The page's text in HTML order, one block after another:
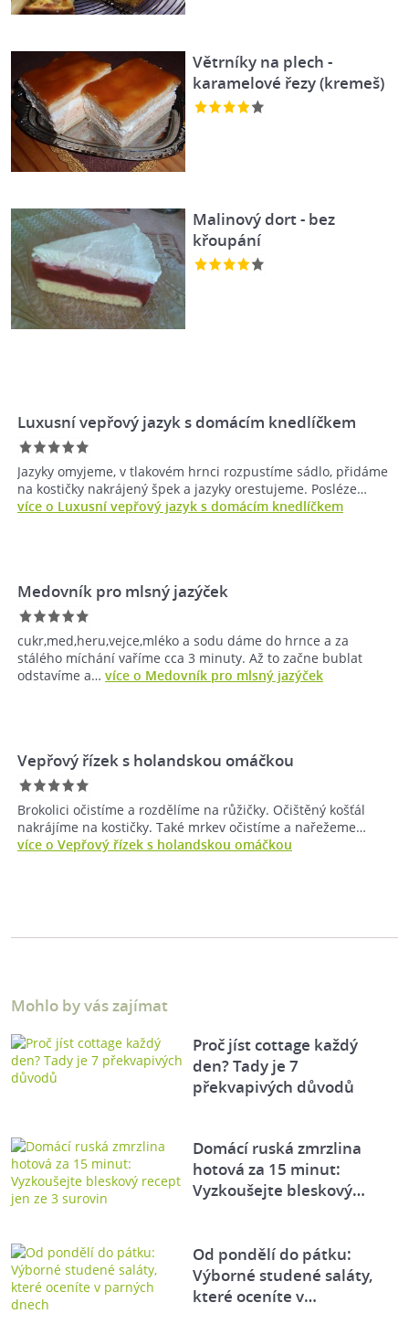
Větrníky na plech -
karamelové řezy (kremeš)
Malinový dort - bez
křoupání
Luxusní vepřový jazyk s domácím knedlíčkem
Jazyky omyjeme, v tlakovém hrnci rozpustíme sádlo, přidáme
na kostičky nakrájený špek a jazyky orestujeme. Posléze…
více o Luxusní vepřový jazyk s domácím knedlíčkem
Medovník pro mlsný jazýček
cukr,med,heru,vejce,mléko a sodu dáme do hrnce a za
stálého míchání vaříme cca 3 minuty. Až to začne bublat
odstavíme a… více o Medovník pro mlsný jazýček
Vepřový řízek s holandskou omáčkou
Brokolici očistíme a rozdělíme na růžičky. Očištěný košťál
nakrájíme na kostičky. Také mrkev očistíme a nařežeme…
více o Vepřový řízek s holandskou omáčkou
Mohlo by vás zajímat
Proč jíst cottage každý
den? Tady je 7
překvapivých důvodů
Domácí ruská zmrzlina
hotová za 15 minut:
Vyzkoušejte bleskový…
Od pondělí do pátku:
Výborné studené saláty,
které oceníte v…